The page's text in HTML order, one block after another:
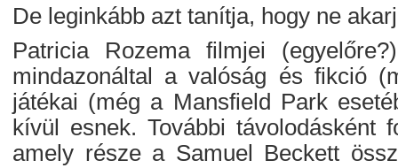
De leginkább azt tanítja, hogy ne
Patricia Rozema filmjei
mindazonáltal a valóság és fikció
játékai (még a Mansfield Park
kívül esnek. További távolodásként
amely része a Samuel Beckett